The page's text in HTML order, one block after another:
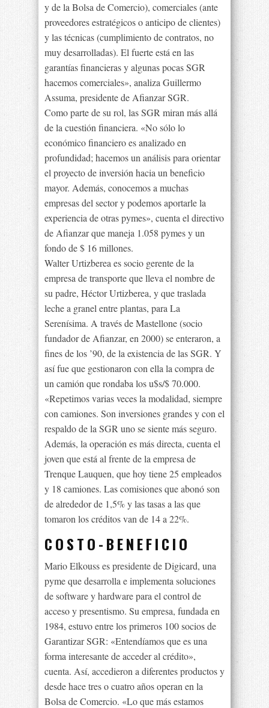
y de la Bolsa de Comercio), comerciales (ante
proveedores estratégicos o anticipo de clientes)
y las técnicas (cumplimiento de contratos, no
muy desarrolladas). El fuerte está en las
garantías financieras y algunas pocas SGR
hacemos comerciales», analiza Guillermo
Assuma, presidente de Afianzar SGR.
Como parte de su rol, las SGR miran más allá
de la cuestión financiera. «No sólo lo
económico financiero es analizado en
profundidad; hacemos un análisis para orientar
el proyecto de inversión hacia un beneficio
mayor. Además, conocemos a muchas
empresas del sector y podemos aportarle la
experiencia de otras pymes», cuenta el directivo
de Afianzar que maneja 1.058 pymes y un
fondo de $ 16 millones.
Walter Urtizberea es socio gerente de la
empresa de transporte que lleva el nombre de
su padre, Héctor Urtizberea, y que traslada
leche a granel entre plantas, para La
Serenísima. A través de Mastellone (socio
fundador de Afianzar, en 2000) se enteraron, a
fines de los ’90, de la existencia de las SGR. Y
así fue que gestionaron con ella la compra de
un camión que rondaba los u$s/$ 70.000.
«Repetimos varias veces la modalidad, siempre
con camiones. Son inversiones grandes y con el
respaldo de la SGR uno se siente más seguro.
Además, la operación es más directa, cuenta el
joven que está al frente de la empresa de
Trenque Lauquen, que hoy tiene 25 empleados
y 18 camiones. Las comisiones que abonó son
de alrededor de 1,5% y las tasas a las que
tomaron los créditos van de 14 a 22%.
COSTO-BENEFICIO
Mario Elkouss es presidente de Digicard, una
pyme que desarrolla e implementa soluciones
de software y hardware para el control de
acceso y presentismo. Su empresa, fundada en
1984, estuvo entre los primeros 100 socios de
Garantizar SGR: «Entendíamos que es una
forma interesante de acceder al crédito»,
cuenta. Así, accedieron a diferentes productos y
desde hace tres o cuatro años operan en la
Bolsa de Comercio. «Lo que más estamos